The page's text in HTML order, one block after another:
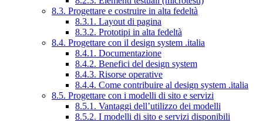
8.3. Progettare e costruire in alta fedeltà
8.3.1. Layout di pagina
8.3.2. Prototipi in alta fedeltà
8.4. Progettare con il design system .italia
8.4.1. Documentazione
8.4.2. Benefici del design system
8.4.3. Risorse operative
8.4.4. Come contribuire al design system .italia
8.5. Progettare con i modelli di sito e servizi
8.5.1. Vantaggi dell’utilizzo dei modelli
8.5.2. I modelli di sito e servizi disponibili